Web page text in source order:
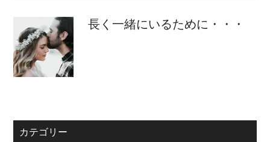
長く一緒にいるために・・・
カテゴリー